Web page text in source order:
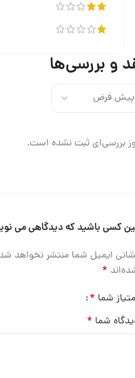
و بررسی‌ها
بررسی‌ای ثبت نشده است.
کسی باشید که دیدگاهی می
ایمیل شما منتشر نخواهد
*
شما *
شما *